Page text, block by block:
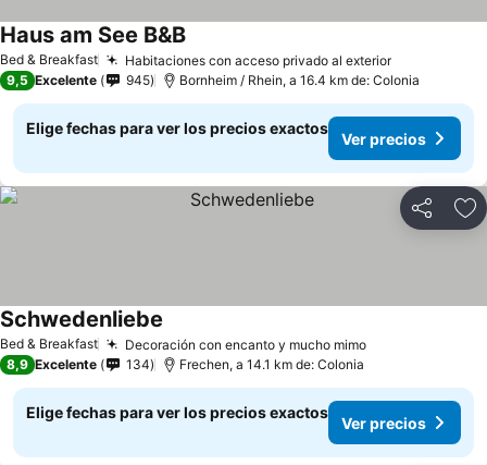
Bed & Breakfast Habitaciones con acceso privado al exteriorVer precios
Haus am See B&BVer precios
9,5 Excelente 945 Bornheim / Rhein, a 16.4 km de: Colonia
Elige fechas para ver los precios exactos
Ver precios
Compartir
Bed & Breakfast Decoración con encanto y mucho mimoVer precios
Schwedenliebe
8,9 Excelente 134 Frechen, a 14.1 km de: Colonia
Elige fechas para ver los precios exactos
Ver precios